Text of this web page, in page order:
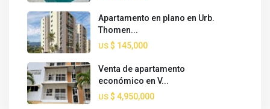
Apartamento en plano en Urb.
Thomen...
US $ 145,000
Venta de apartamento
económico en V...
US $ 4,950,000